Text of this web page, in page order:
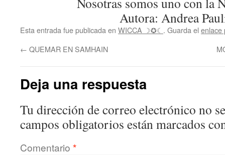
Autora: Andrea
Esta entrada fue publicada en WICCA ☽✪☾ . Guarda el enlace
← QUEMAR EN SAMHAIN
Deja una respuesta
Tu dirección de correo electrónico no
campos obligatorios están marcados
Comentario *